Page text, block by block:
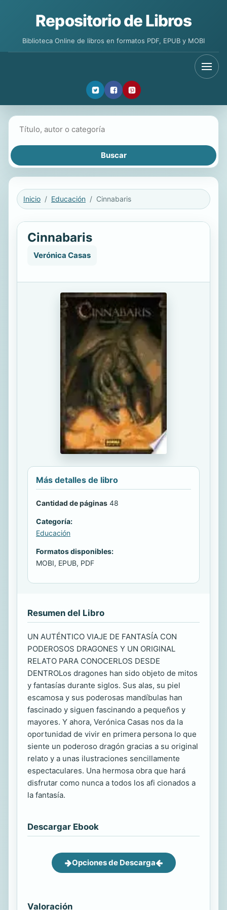
Repositorio de Libros
Biblioteca Online de libros en formatos PDF, EPUB y MOBI
Inicio Educación Cinnabaris
Cinnabaris
Verónica Casas
Más detalles de libro
Cantidad de páginas 48
Categoría:
Educación
Formatos disponibles:
MOBI, EPUB, PDF
Resumen del Libro
UN AUTÉNTICO VIAJE DE FANTASÍA CON
PODEROSOS DRAGONES Y UN ORIGINAL
RELATO PARA CONOCERLOS DESDE
DENTROLos dragones han sido objeto de mitos
y fantasías durante siglos. Sus alas, su piel
escamosa y sus poderosas mandíbulas han
fascinado y siguen fascinando a pequeños y
mayores. Y ahora, Verónica Casas nos da la
oportunidad de vivir en primera persona lo que
siente un poderoso dragón gracias a su original
relato y a unas ilustraciones sencillamente
espectaculares. Una hermosa obra que hará
disfrutar como nunca a todos los afi cionados a
la fantasía.
Descargar Ebook
Opciones de Descarga
Valoración